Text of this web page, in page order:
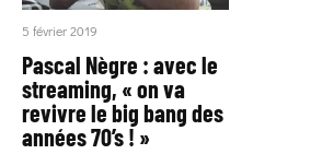
5 février 2019
Pascal Nègre : avec le
streaming, « on va
revivre le big bang des
années 70’s ! »